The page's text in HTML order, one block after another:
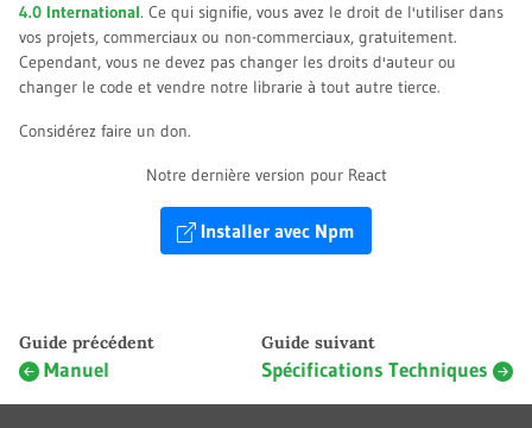
4.0 International. Ce qui signifie, vous avez le droit de l'utiliser dans
vos projets, commerciaux ou non-commerciaux, gratuitement.
Cependant, vous ne devez pas changer les droits d'auteur ou
changer le code et vendre notre librarie à tout autre tierce.
Considérez faire un don.
Notre dernière version pour React
Installer avec Npm
Guide précédent
Manuel
Guide suivant
Spécifications Techniques